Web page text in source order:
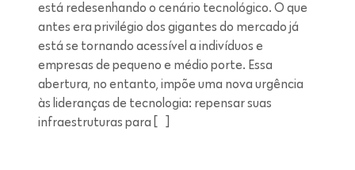
está redesenhando o cenário tecnológico. O que
antes era privilégio dos gigantes do mercado já
está se tornando acessível a indivíduos e
empresas de pequeno e médio porte. Essa
abertura, no entanto, impõe uma nova urgência
às lideranças de tecnologia: repensar suas
infraestruturas para […]